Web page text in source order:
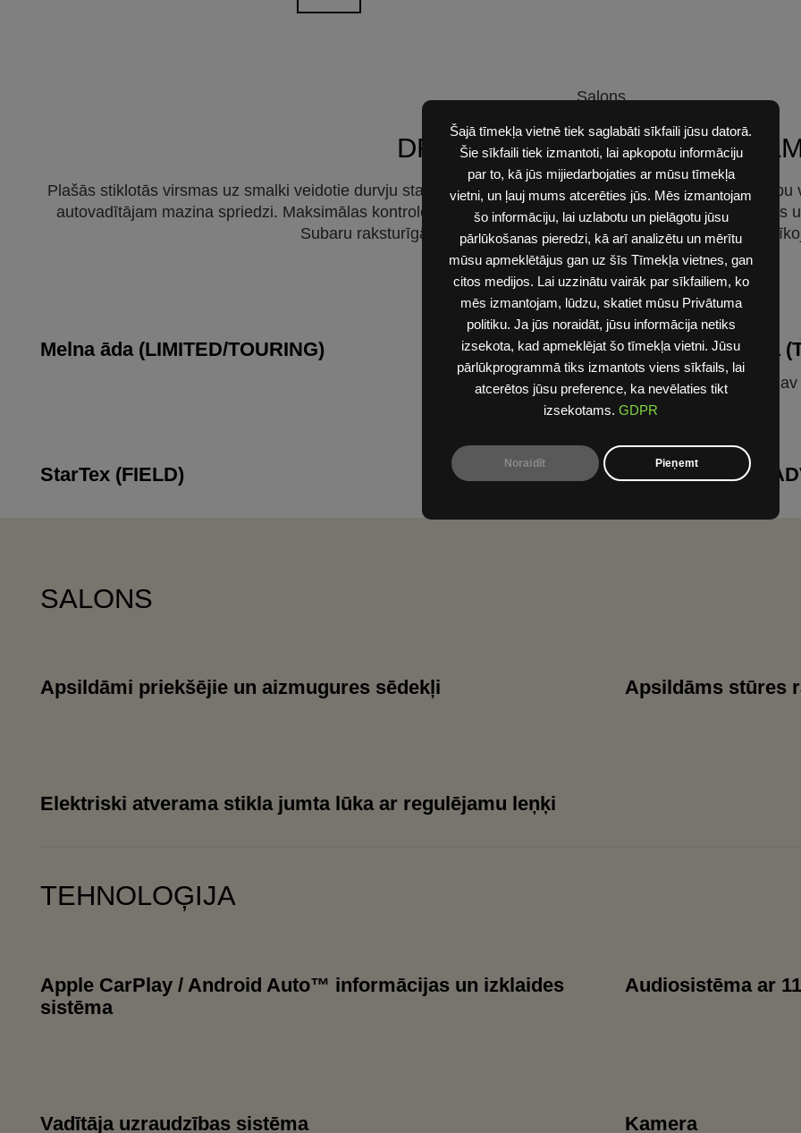
Šajā tīmekļa vietnē tiek saglabāti sīkfaili jūsu datorā.
Šie sīkfaili tiek izmantoti, lai apkopotu informāciju
par to, kā jūs mijiedarbojaties ar mūsu tīmekļa
vietni, un ļauj mums atcerēties jūs. Mēs izmantojam
šo informāciju, lai uzlabotu un pielāgotu jūsu
pārlūkošanas pieredzi, kā arī analizētu un mērītu
mūsu apmeklētājus gan uz šīs Tīmekļa vietnes, gan
citos medijos. Lai uzzinātu vairāk par sīkfailiem, ko
mēs izmantojam, lūdzu, skatiet mūsu Privātuma
politiku. Ja jūs noraidāt, jūsu informācija netiks
izsekota, kad apmeklējat šo tīmekļa vietni. Jūsu
pārlūkprogrammā tiks izmantots viens sīkfails, lai
atcerētos jūsu preference, ka nevēlaties tikt
izsekotams. GDPR
Noraidīt Pieņemt
Salons
DROŠA VIDE
Plašās stiklotās virsmas uz smalki veidotie durvju statņi Outback nodrošina savā klasē labāko
autovadītājam mazina spriedzi. Maksimālas kontroles iespējas, pārdomāti izvietots vadītāja aprīkojums
Subaru raksturīgākās iezīmes, un tas ir spožs primārā drošības
Melna āda (LIMITED/TOURING) Brūna napas āda
*2 Brūna napas āda
StarTex (FIELD) Melns audums
SALONS
Apsildāmi priekšējie un aizmugures sēdekļi Apsildāms stūres
Elektriski atverama stikla jumta lūka ar regulējamu leņķi
TEHNOLOĢIJA
Apple CarPlay / Android Auto™ informācijas un izklaides
sistēma
Audiosistēma ar
Vadītāja uzraudzības sistēma Kamera